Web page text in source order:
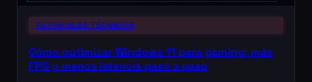
TUTORIALES TÉCNICOS
Cómo optimizar Windows 11 para gaming: más
FPS y menos latencia paso a paso